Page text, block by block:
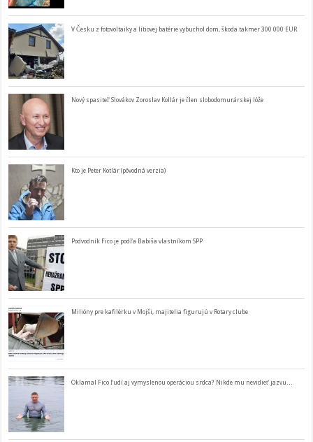
V Česku z fotovoltaiky a lítiovej batérie vybuchol dom, škoda takmer 300 000 EUR
Nový spasiteľ Slovákov Zoroslav Kollár je člen slobodomurárskej lóže
Kto je Peter Kotlár (pôvodná verzia)
Podvodník Fico je podľa Babiša vlastníkom SPP
Milióny pre kafilérku v Mojši, majitelia figurujú v Rotary clube
Oklamal Fico ľudí aj vymyslenou operáciou srdca? Nikde mu nevidieť jazvu…